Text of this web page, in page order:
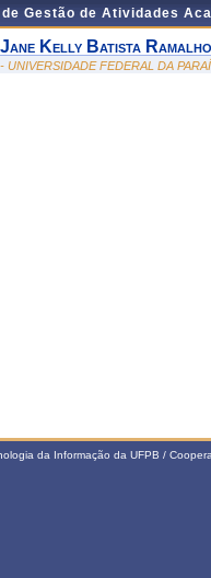
Gestão de Atividades
Jane Kelly Batista
- UNIVERSIDADE FEDERAL DA
da Informação da UFPB /